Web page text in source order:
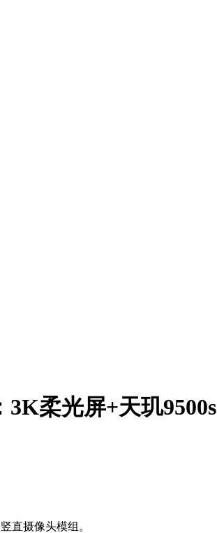
3K柔光屏+天玑9500s
直摄像头模组。